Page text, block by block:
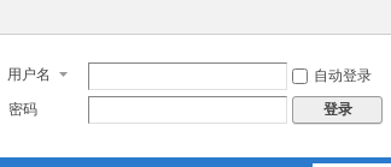
用户名
自动登录
密码
登录